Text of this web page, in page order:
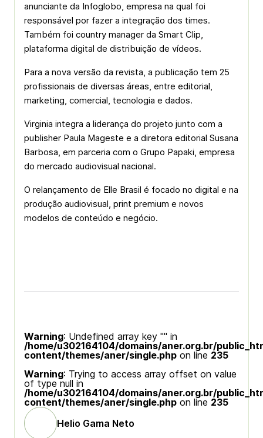
anunciante da Infoglobo, empresa na qual foi
responsável por fazer a integração dos times.
Também foi country manager da Smart Clip,
plataforma digital de distribuição de vídeos.
Para a nova versão da revista, a publicação tem 25
profissionais de diversas áreas, entre editorial,
marketing, comercial, tecnologia e dados.
Virginia integra a liderança do projeto junto com a
publisher Paula Mageste e a diretora editorial Susana
Barbosa, em parceria com o Grupo Papaki, empresa
do mercado audiovisual nacional.
O relançamento de Elle Brasil é focado no digital e na
produção audiovisual, print premium e novos
modelos de conteúdo e negócio.
Warning: Undefined array key "" in
/home/u302164104/domains/aner.org.br/
content/themes/aner/single.php on line 235
Warning: Trying to access array offset on value
of type null in
/home/u302164104/domains/aner.org.br/
content/themes/aner/single.php on line 235
Helio Gama Neto